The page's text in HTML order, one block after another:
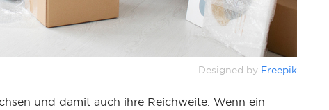
Designed by Freepik
und damit auch ihre Reichweite. Wenn ein